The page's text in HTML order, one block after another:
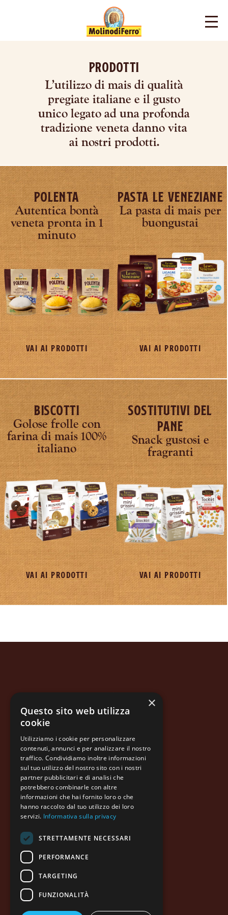
Prodotti
L’utilizzo di mais di qualità
pregiate italiane e il gusto
unico legato ad una profonda
tradizione veneta danno vita
ai nostri prodotti.
Polenta
Autentica bontà
veneta pronta in 1
minuto
VAI AI PRODOTTI
Pasta Le Veneziane
La pasta di mais per
buongustai
VAI AI PRODOTTI
Biscotti
Golose frolle con
farina di mais 100%
italiano
VAI AI PRODOTTI
Sostitutivi del
pane
Snack gustosi e
fragranti
VAI AI PRODOTTI
Azienda
Prodotti
Informazioni legali
Contatti
MOLINO DI FERRO S.p.A.
×
Questo sito web utilizza
cookie
Utilizziamo i cookie per personalizzare
contenuti, annunci e per analizzare il nostro
traffico. Condividiamo inoltre informazioni
sul tuo utilizzo del nostro sito con i nostri
partner pubblicitari e di analisi che
potrebbero combinarle con altre
informazioni che hai fornito loro o che
hanno raccolto dal tuo utilizzo dei loro
servizi. Informativa sulla privacy
STRETTAMENTE NECESSARI
PERFORMANCE
TARGETING
FUNZIONALITÀ